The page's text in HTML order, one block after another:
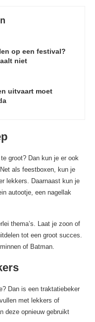
op een festival?
niet
uitvaart moet
groot? Dan kun je er ook
als feestboxen, kun je
lekkers. Daarnaast kun je
autootje, een nagellak
thema’s. Laat je zoon of
tot een groot succes.
of Batman.
Dan is een traktatiebeker
met lekkers of
deze opnieuw gebruikt